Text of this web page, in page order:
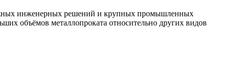
инженерных решений и крупных промышленных
объёмов металлопроката относительно других видов